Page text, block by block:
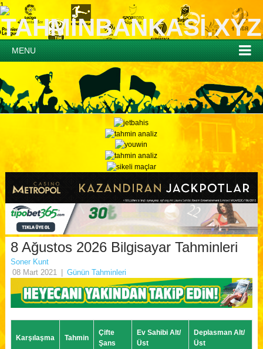
1
MENU
8 Ağustos 2026 Bilgisayar Tahminleri
Soner Kunt
08 Mart 2021
Günün Tahminleri
Karşılaşma Tahmin
Çifte
Şans
Ev Sahibi Alt/
Üst
Deplasman Alt/
Üst